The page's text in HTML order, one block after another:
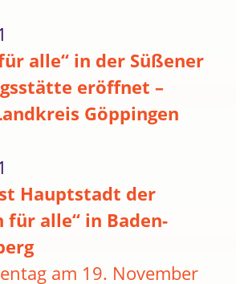
alle“ in der Süßener
eröffnet –
Göppingen
Hauptstadt der
für alle“ in Baden-
am 19. November